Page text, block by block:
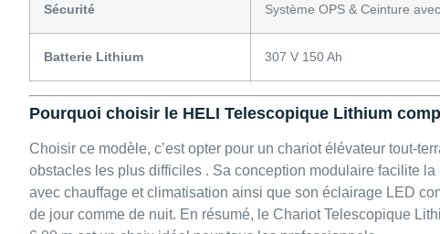
Sécurité Système OPS & Ceinture
Batterie Lithium 307 V 150 Ah
Pourquoi choisir le HELI Telescopique Lithium
Choisir ce modèle, c’est opter pour un chariot élévateur tout-
obstacles les plus difficiles . Sa conception modulaire facilite
avec chauffage et climatisation ainsi que son éclairage LED
de jour comme de nuit. En résumé, le Chariot Telescopique